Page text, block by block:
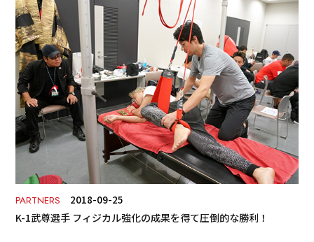
PARTNERS
2018-09-25
K-1武尊選手 フィジカル強化の成果を得て圧倒的な勝利！